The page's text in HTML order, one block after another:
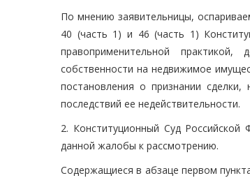
По мнению заявительницы,
40 (часть 1) и 46 (часть 1)
правоприменительной практикой,
собственности на недвижимое
постановления о признании
последствий ее недействительности.
2. Конституционный Суд Российской
данной жалобы к рассмотрению.
Содержащиеся в абзаце первом